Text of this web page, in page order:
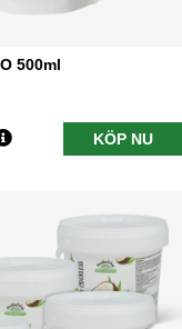
500ml
KÖP NU